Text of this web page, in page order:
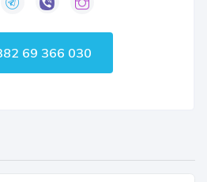
69 366 030